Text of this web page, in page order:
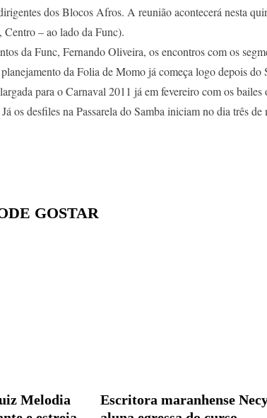
dos Blocos Afros. A reunião acontecerá nesta
– ao lado da Func).
da Func, Fernando Oliveira, os encontros com os
da Folia de Momo já começa logo depois do
para o Carnaval 2011 já em fevereiro com os
os desfiles na Passarela do Samba iniciam no dia três
GOSTAR
Melodia
Escritora maranhense